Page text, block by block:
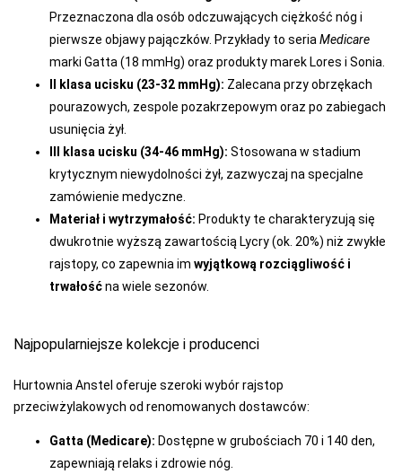
Przeznaczona dla osób odczuwających ciężkość nóg i
pierwsze objawy pajączków. Przykłady to seria Medicare
marki Gatta (18 mmHg) oraz produkty marek Lores i Sonia.
II klasa ucisku (23-32 mmHg): Zalecana przy obrzękach
pourazowych, zespole pozakrzepowym oraz po zabiegach
usunięcia żył.
III klasa ucisku (34-46 mmHg): Stosowana w stadium
krytycznym niewydolności żył, zazwyczaj na specjalne
zamówienie medyczne.
Materiał i wytrzymałość: Produkty te charakteryzują się
dwukrotnie wyższą zawartością Lycry (ok. 20%) niż zwykłe
rajstopy, co zapewnia im wyjątkową rozciągliwość i
trwałośćna wiele sezonów.
Najpopularniejsze kolekcje i producenci
Hurtownia Anstel oferuje szeroki wybór rajstop
przeciwżylakowych od renomowanych dostawców:
Gatta (Medicare): Dostępne w grubościach 70 i 140 den,
zapewniają relaks i zdrowie nóg.